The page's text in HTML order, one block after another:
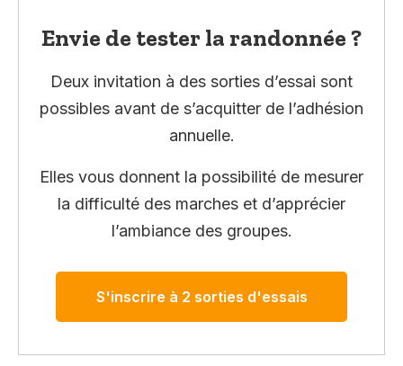
Envie de tester la randonnée ?
Deux invitation à des sorties d’essai sont
possibles avant de s’acquitter de l’adhésion
annuelle.
Elles vous donnent la possibilité de mesurer
la difficulté des marches et d’apprécier
l’ambiance des groupes.
S'inscrire à 2 sorties d'essais